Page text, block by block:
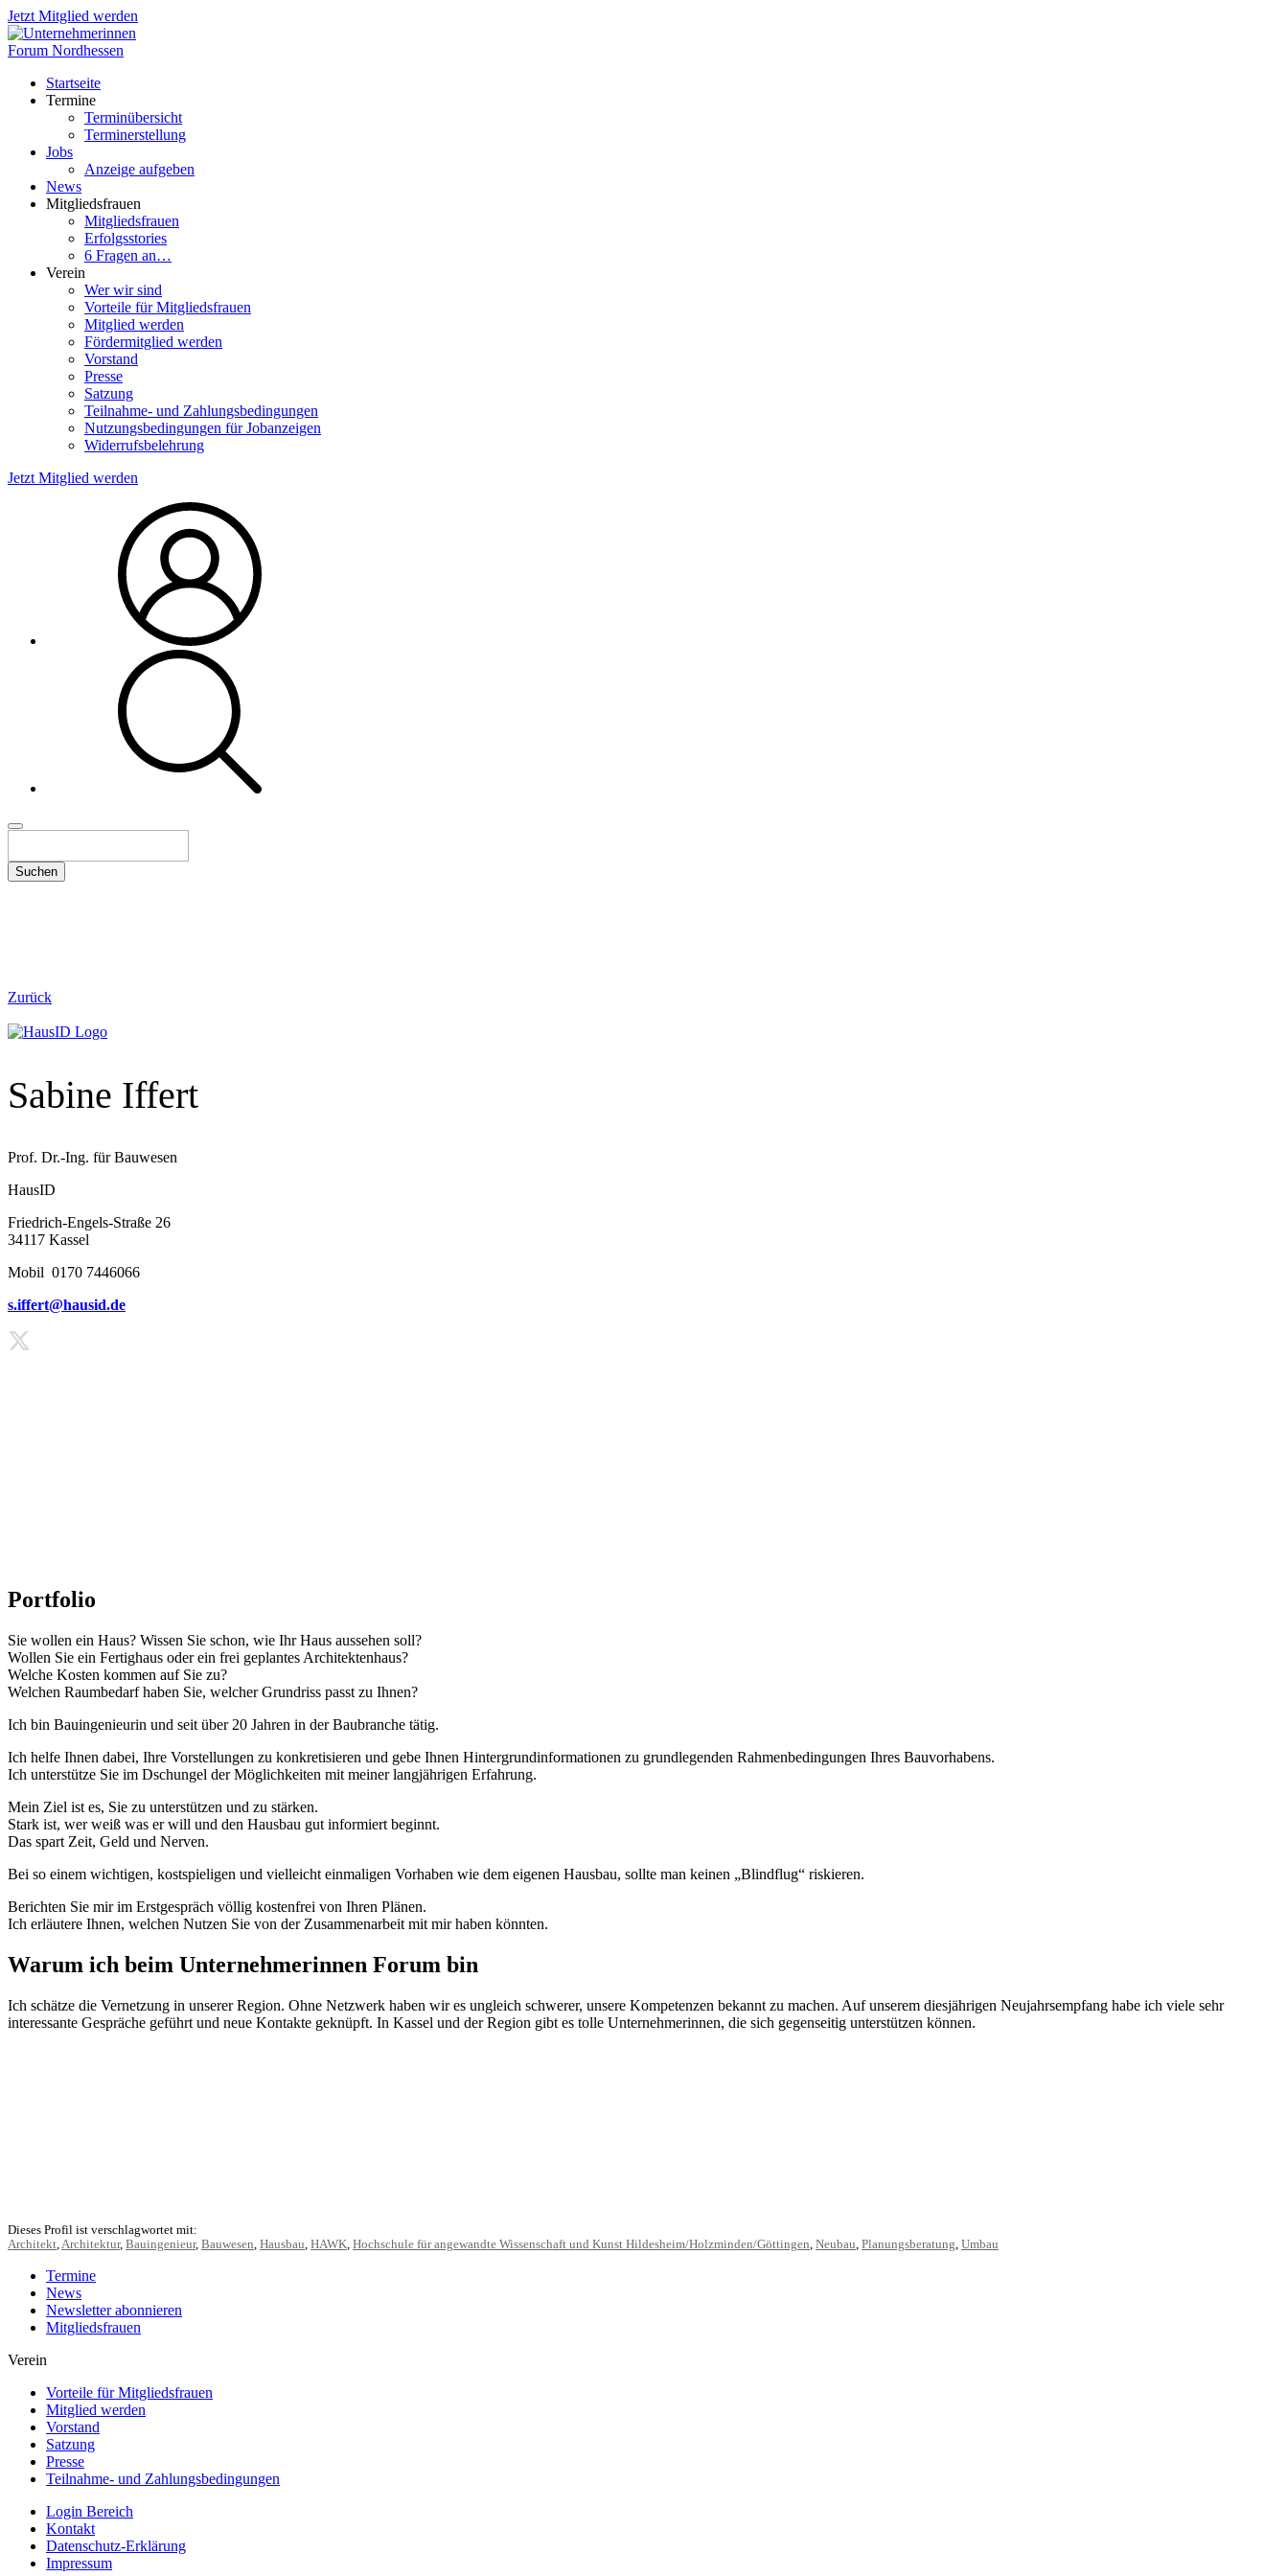
Jetzt Mitglied werden
Startseite
Termine
Terminübersicht
Terminerstellung
Jobs
Anzeige aufgeben
News
Mitgliedsfrauen
Mitgliedsfrauen
Erfolgsstories
6 Fragen an…
Verein
Wer wir sind
Vorteile für Mitgliedsfrauen
Mitglied werden
Fördermitglied werden
Vorstand
Presse
Satzung
Teilnahme- und Zahlungsbedingungen
Nutzungsbedingungen für Jobanzeigen
Widerrufsbelehrung
Jetzt Mitglied werden
Suchen
Zurück
Sabine Iffert
Prof. Dr.-Ing. für Bauwesen
HausID
Friedrich-Engels-Straße 26
34117 Kassel
Mobil 0170 7446066
s.iffert@hausid.de
Portfolio
Sie wollen ein Haus? Wissen Sie schon, wie Ihr Haus aussehen soll?
Wollen Sie ein Fertighaus oder ein frei geplantes Architektenhaus?
Welche Kosten kommen auf Sie zu?
Welchen Raumbedarf haben Sie, welcher Grundriss passt zu Ihnen?
Ich bin Bauingenieurin und seit über 20 Jahren in der Baubranche tätig.
Ich helfe Ihnen dabei, Ihre Vorstellungen zu konkretisieren und gebe Ihnen Hintergrundinformationen zu grundlegenden Rahmenbedingungen Ihres Bauvorhabens.
Ich unterstütze Sie im Dschungel der Möglichkeiten mit meiner langjährigen Erfahrung.
Mein Ziel ist es, Sie zu unterstützen und zu stärken.
Stark ist, wer weiß was er will und den Hausbau gut informiert beginnt.
Das spart Zeit, Geld und Nerven.
Bei so einem wichtigen, kostspieligen und vielleicht einmaligen Vorhaben wie dem eigenen Hausbau, sollte man keinen „Blindflug“ riskieren.
Berichten Sie mir im Erstgespräch völlig kostenfrei von Ihren Plänen.
Ich erläutere Ihnen, welchen Nutzen Sie von der Zusammenarbeit mit mir haben könnten.
Warum ich beim Unternehmerinnen Forum bin
Ich schätze die Vernetzung in unserer Region. Ohne Netzwerk haben wir es ungleich schwerer, unsere Kompetenzen bekannt zu machen. Auf unserem diesjährigen Neujahrsempfang habe ich viele sehr
interessante Gespräche geführt und neue Kontakte geknüpft. In Kassel und der Region gibt es tolle Unternehmerinnen, die sich gegenseitig unterstützen können.
Dieses Profil ist verschlagwortet mit:
Architekt,Architektur, Bauingenieur, Bauwesen, Hausbau, HAWK, Hochschule für angewandte Wissenschaft und Kunst Hildesheim/Holzminden/Göttingen, Neubau, Planungsberatung, Umbau
Termine
News
Newsletter abonnieren
Mitgliedsfrauen
Verein
Vorteile für Mitgliedsfrauen
Mitglied werden
Vorstand
Satzung
Presse
Teilnahme- und Zahlungsbedingungen
Login Bereich
Kontakt
Datenschutz-Erklärung
Impressum